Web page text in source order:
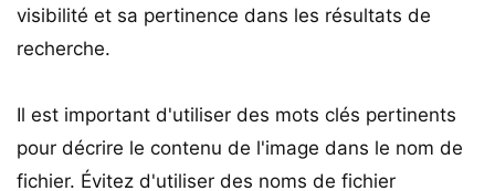
visibilité et sa pertinence dans les résultats de
recherche.
Il est important d'utiliser des mots clés pertinents
pour décrire le contenu de l'image dans le nom de
fichier. Évitez d'utiliser des noms de fichier